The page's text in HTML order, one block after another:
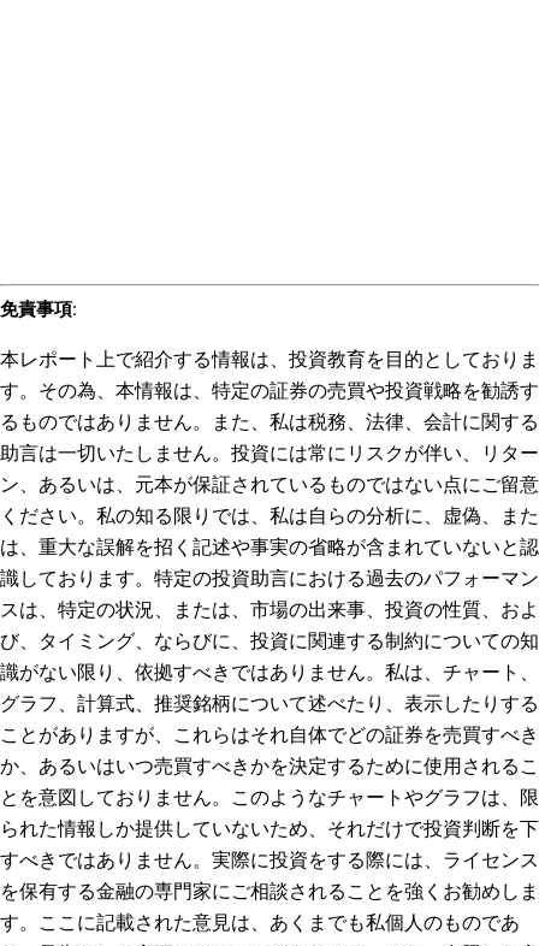
免責事項:
本レポート上で紹介する情報は、投資教育を目的としておりま
す。その為、本情報は、特定の証券の売買や投資戦略を勧誘す
るものではありません。また、私は税務、法律、会計に関する
助言は一切いたしません。投資には常にリスクが伴い、リター
ン、あるいは、元本が保証されているものではない点にご留意
ください。私の知る限りでは、私は自らの分析に、虚偽、また
は、重大な誤解を招く記述や事実の省略が含まれていないと認
識しております。特定の投資助言における過去のパフォーマン
スは、特定の状況、または、市場の出来事、投資の性質、およ
び、タイミング、ならびに、投資に関連する制約についての知
識がない限り、依拠すべきではありません。私は、チャート、
グラフ、計算式、推奨銘柄について述べたり、表示したりする
ことがありますが、これらはそれ自体でどの証券を売買すべき
か、あるいはいつ売買すべきかを決定するために使用されるこ
とを意図しておりません。このようなチャートやグラフは、限
られた情報しか提供していないため、それだけで投資判断を下
すべきではありません。実際に投資をする際には、ライセンス
を保有する金融の専門家にご相談されることを強くお勧めしま
す。ここに記載された意見は、あくまでも私個人のものであ